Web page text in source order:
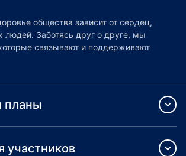
общества зависит от сердец,
людей. Заботясь друг о друге, мы
связывают и поддерживают
планы
участников